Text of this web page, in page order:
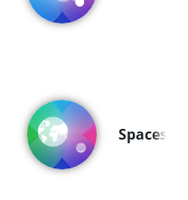
Spaces